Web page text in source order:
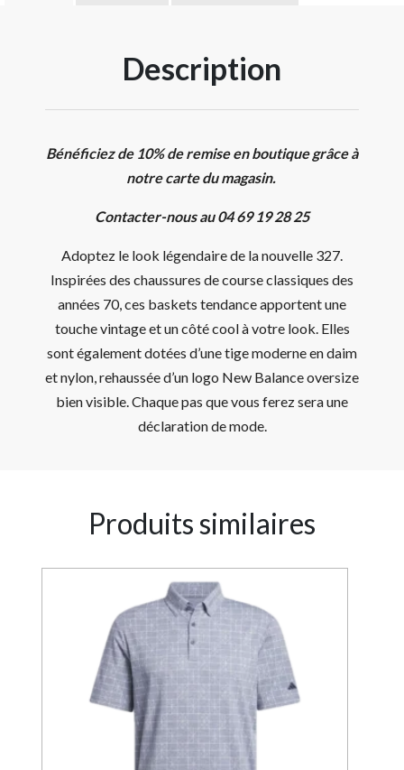
Description
Bénéficiez de 10% de remise en boutique grâce à
notre carte du magasin.
Contacter-nous au 04 69 19 28 25
Adoptez le look légendaire de la nouvelle 327.
Inspirées des chaussures de course classiques des
années 70, ces baskets tendance apportent une
touche vintage et un côté cool à votre look. Elles
sont également dotées d’une tige moderne en daim
et nylon, rehaussée d’un logo New Balance oversize
bien visible. Chaque pas que vous ferez sera une
déclaration de mode.
Produits similaires